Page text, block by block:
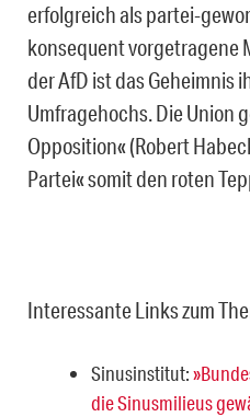
erfolgreich als partei-
konsequent vorgetragene
der AfD ist das Geheimnis
Umfragehochs. Die Union
Opposition« (Robert
Partei« somit den roten
Interessante Links zum
Sinusinstitut:
die Sinusmilieus